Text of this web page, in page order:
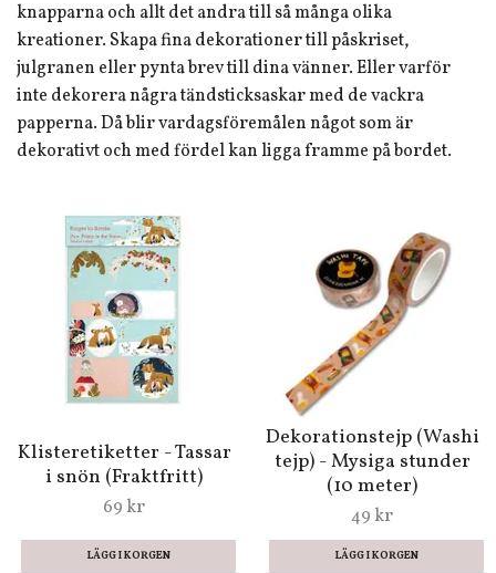
knapparna och allt det andra till så många olika
kreationer. Skapa fina dekorationer till påskriset,
julgranen eller pynta brev till dina vänner. Eller varför
inte dekorera några tändsticksaskar med de vackra
papperna. Då blir vardagsföremålen något som är
dekorativt och med fördel kan ligga framme på bordet.
Klisteretiketter - Tassar
i snön (Fraktfritt)
69 kr
Dekorationstejp (Washi
tejp) - Mysiga stunder
(10 meter)
49 kr